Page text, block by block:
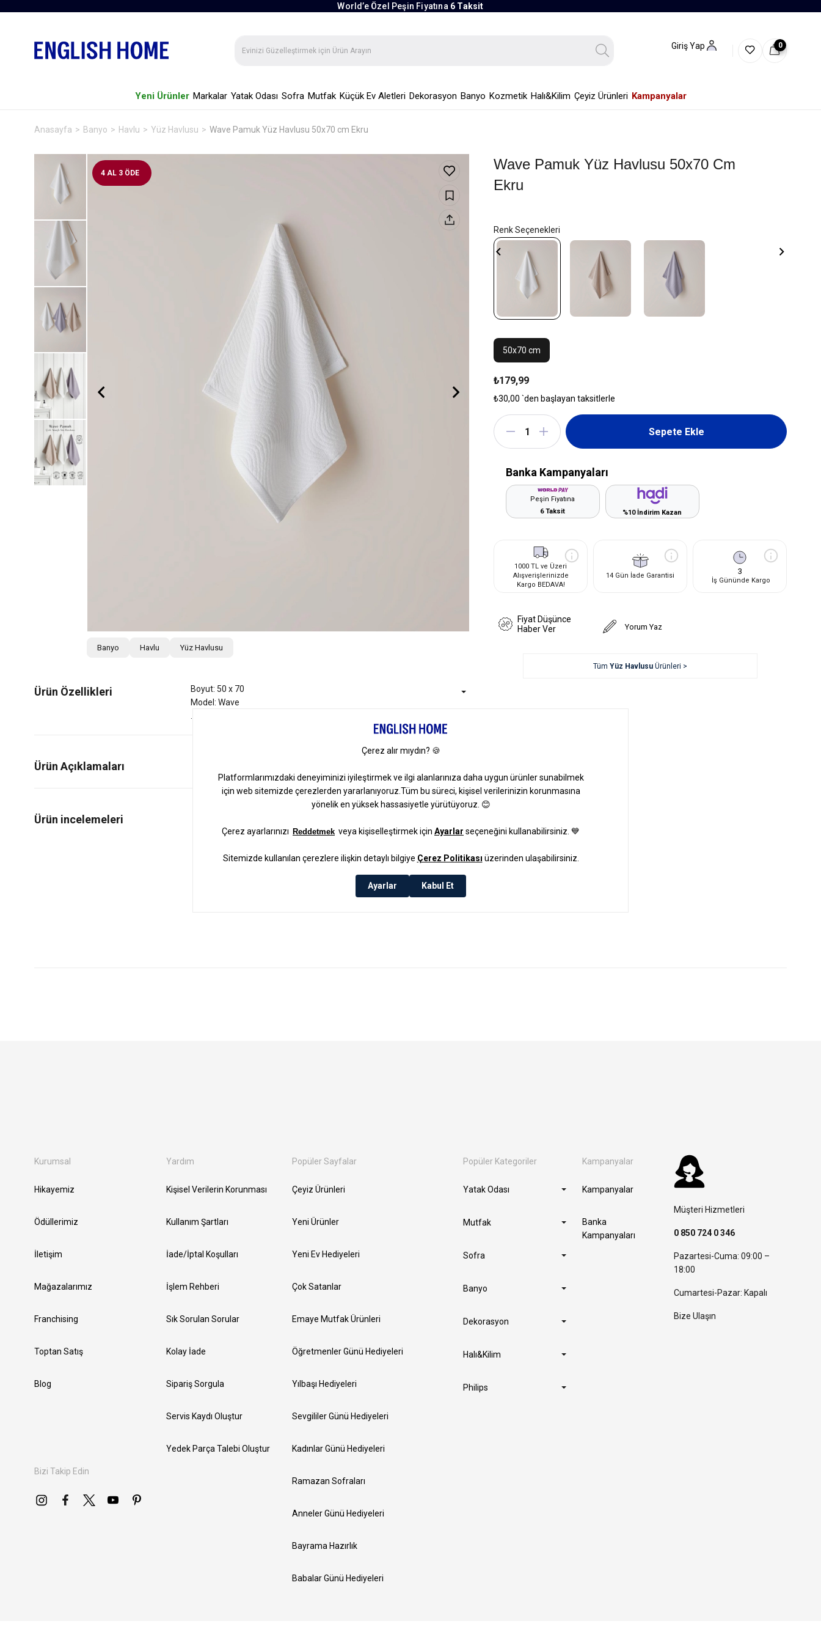
World’e Özel Peşin Fiyatına 6 Taksit
Giriş Yap 0
Yeni Ürünler Markalar Yatak Odası Sofra Mutfak Küçük Ev Aletleri Dekorasyon Banyo Kozmetik Halı&Kilim Çeyiz Ürünleri Kampanyalar
Anasayfa Banyo Havlu Yüz Havlusu Wave Pamuk Yüz Havlusu 50x70 cm Ekru
4 AL 3 ÖDE
Banyo Havlu Yüz Havlusu
Ürün Özellikleri
Boyut: 50 x 70
Model: Wave
Ürün Açıklamaları
Wave Pamuk Yüz Havlusu 50x70 Cm
Ekru
50x70 cm
₺179,99
₺30,00 `den başlayan taksitlerle
Banka Kampanyaları
Peşin Fiyatına
6 Taksit
%10 İndirim Kazan
1000 TL ve Üzeri
Alışverişlerinizde
Kargo BEDAVA!
14 Gün İade Garantisi 3
İş Gününde Kargo
Fiyat Düşünce
Haber Ver
Yorum Yaz
Tüm Yüz Havlusu Ürünleri >
Kurumsal
Hikayemiz
Ödüllerimiz
İletişim
Mağazalarımız
Franchising
Toptan Satış
Blog
Bizi Takip Edin
Yardım
Kişisel Verilerin Korunması
Kullanım Şartları
İade/İptal Koşulları
İşlem Rehberi
Sık Sorulan Sorular
Kolay İade
Sipariş Sorgula
Servis Kaydı Oluştur
Yedek Parça Talebi Oluştur
Popüler Sayfalar
Çeyiz Ürünleri
Yeni Ürünler
Yeni Ev Hediyeleri
Çok Satanlar
Emaye Mutfak Ürünleri
Öğretmenler Günü Hediyeleri
Yılbaşı Hediyeleri
Sevgililer Günü Hediyeleri
Kadınlar Günü Hediyeleri
Ramazan Sofraları
Anneler Günü Hediyeleri
Bayrama Hazırlık
Babalar Günü Hediyeleri
Popüler Kategoriler
Yatak Odası
Mutfak
Sofra
Banyo
Dekorasyon
Halı&Kilim
Philips
Kampanyalar
Kampanyalar
Banka
Kampanyaları
Müşteri Hizmetleri
0 850 724 0 346
Pazartesi-Cuma: 09:00 –
18:00
Cumartesi-Pazar: Kapalı
Bize Ulaşın